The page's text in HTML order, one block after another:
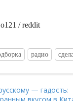
/ reddit
радио
— гадость: